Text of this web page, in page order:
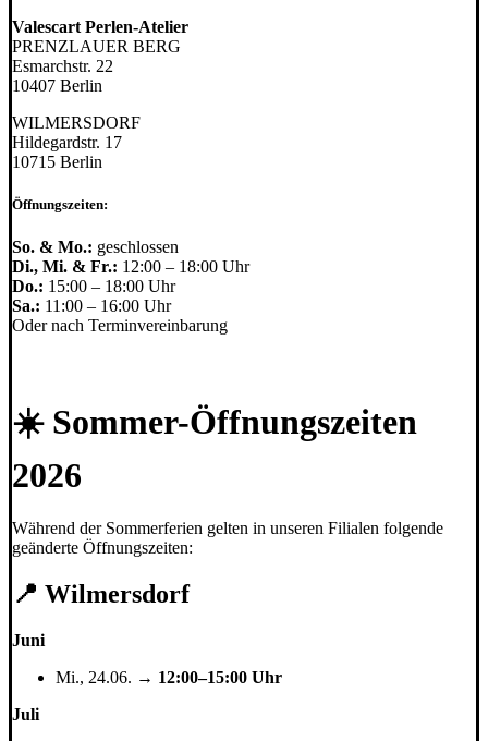
Valescart Perlen-Atelier
PRENZLAUER BERG
Esmarchstr. 22
10407 Berlin
WILMERSDORF
Hildegardstr. 17
10715 Berlin
Öffnungszeiten:
So. & Mo.: geschlossen
Di., Mi. & Fr.: 12:00 – 18:00 Uhr
Do.: 15:00 – 18:00 Uhr
Sa.: 11:00 – 16:00 Uhr
Oder nach Terminvereinbarung
☀️ Sommer-Öffnungszeiten
2026
Während der Sommerferien gelten in unseren Filialen folgende
geänderte Öffnungszeiten:
📍 Wilmersdorf
Juni
Mi., 24.06. → 12:00–15:00 Uhr
Juli